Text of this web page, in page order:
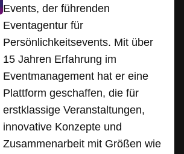
Events, der führenden
Eventagentur für
Persönlichkeitsevents. Mit über
15 Jahren Erfahrung im
Eventmanagement hat er eine
Plattform geschaffen, die für
erstklassige Veranstaltungen,
innovative Konzepte und
Zusammenarbeit mit Größen wie